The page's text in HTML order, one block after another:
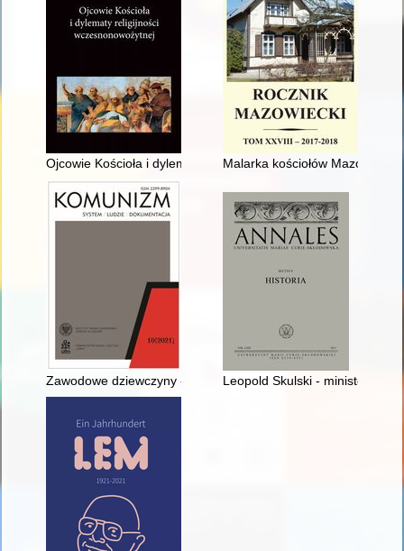
Ojcowie Kościoła i dylematy religijności wczesnonowożytnej :
Malarka kościołów Mazowsza
Zawodowe dziewczyny - recenzja]Leopold Skulski - minister